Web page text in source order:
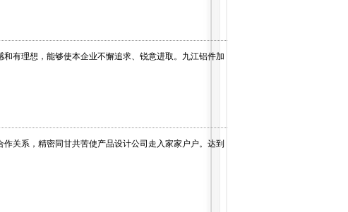
有理想，能够使本企业不懈追求、锐意进取。九江铝件加
关系，精密同甘共苦使产品设计公司走入家家户户。达到